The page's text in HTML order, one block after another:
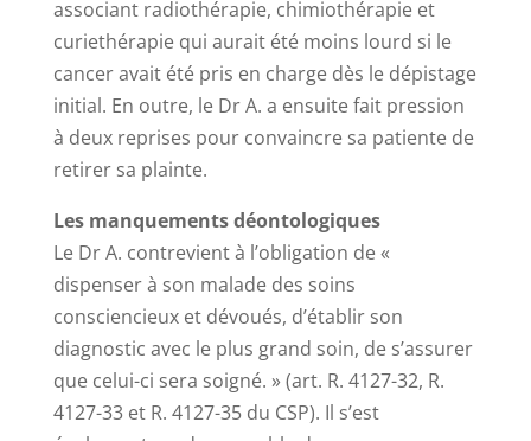
associant radiothérapie, chimiothérapie et
curiethérapie qui aurait été moins lourd si le
cancer avait été pris en charge dès le dépistage
initial. En outre, le Dr A. a ensuite fait pression
à deux reprises pour convaincre sa patiente de
retirer sa plainte.
Les manquements déontologiques
Le Dr A. contrevient à l’obligation de «
dispenser à son malade des soins
consciencieux et dévoués, d’établir son
diagnostic avec le plus grand soin, de s’assurer
que celui-ci sera soigné. » (art. R. 4127-32, R.
4127-33 et R. 4127-35 du CSP). Il s’est